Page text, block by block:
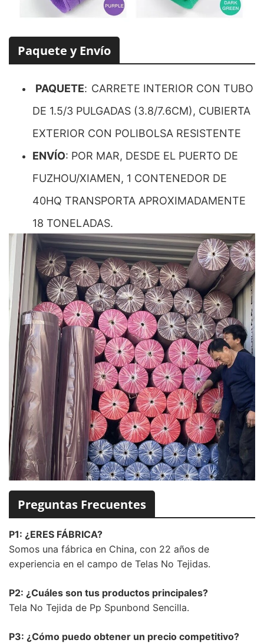
Paquete y Envío
PAQUETE: CARRETE INTERIOR CON TUBO
DE 1.5/3 PULGADAS (3.8/7.6CM), CUBIERTA
EXTERIOR CON POLIBOLSA RESISTENTE
ENVÍO: POR MAR, DESDE EL PUERTO DE
FUZHOU/XIAMEN, 1 CONTENEDOR DE
40HQ TRANSPORTA APROXIMADAMENTE
18 TONELADAS.
Preguntas Frecuentes
P1: ¿ERES FÁBRICA?
Somos una fábrica en China, con 22 años de
experiencia en el campo de Telas No Tejidas.
P2: ¿Cuáles son tus productos principales?
Tela No Tejida de Pp Spunbond Sencilla.
P3: ¿Cómo puedo obtener un precio competitivo?